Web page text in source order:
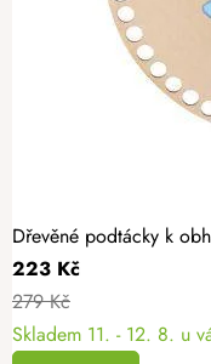
Dřevěné podtácky k
223 Kč
279 Kč
Skladem 11. - 12. 8. u